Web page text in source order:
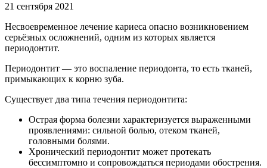
21 сентября 2021
Несвоевременное лечение кариеса опасно возникновением
серьёзных осложнений, одним из которых является
периодонтит.
Периодонтит — это воспаление периодонта, то есть тканей,
примыкающих к корню зуба.
Существует два типа течения периодонтита:
Острая форма болезни характеризуется выраженными
проявлениями: сильной болью, отеком тканей,
головными болями.
Хронический периодонтит может протекать
бессимптомно и сопровождаться периодами обострения.